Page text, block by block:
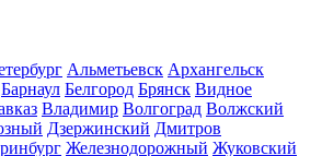
Альметьевск Архангельск
Барнаул Белгород Брянск Видное
Владимир Волгоград Волжский
Дзержинский Дмитров
Железнодорожный Жуковский